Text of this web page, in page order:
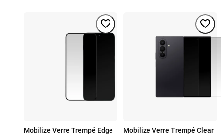
Mobilize Verre Trempé Edge
Mobilize Verre Trempé Clear